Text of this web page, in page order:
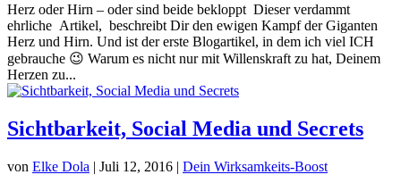
Herz oder Hirn – oder sind beide bekloppt Dieser verdammt
ehrliche Artikel, beschreibt Dir den ewigen Kampf der Giganten
Herz und Hirn. Und ist der erste Blogartikel, in dem ich viel ICH
gebrauche 😉 Warum es nicht nur mit Willenskraft zu hat, Deinem
Herzen zu...
Sichtbarkeit, Social Media und Secrets
von Elke Dola | Juli 12, 2016 | Dein Wirksamkeits-Boost